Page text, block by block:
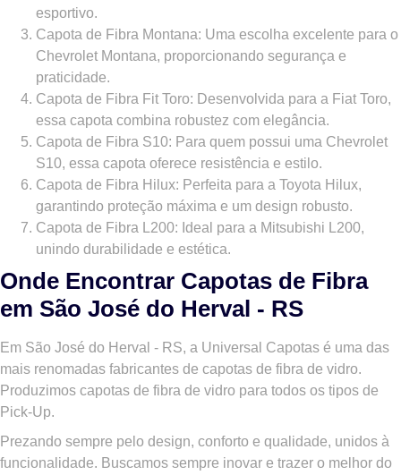
esportivo.
Capota de Fibra Montana: Uma escolha excelente para o
Chevrolet Montana, proporcionando segurança e
praticidade.
Capota de Fibra Fit Toro: Desenvolvida para a Fiat Toro,
essa capota combina robustez com elegância.
Capota de Fibra S10: Para quem possui uma Chevrolet
S10, essa capota oferece resistência e estilo.
Capota de Fibra Hilux: Perfeita para a Toyota Hilux,
garantindo proteção máxima e um design robusto.
Capota de Fibra L200: Ideal para a Mitsubishi L200,
unindo durabilidade e estética.
Onde Encontrar Capotas de Fibra
em São José do Herval - RS
Em São José do Herval - RS, a Universal Capotas é uma das
mais renomadas fabricantes de capotas de fibra de vidro.
Produzimos capotas de fibra de vidro para todos os tipos de
Pick-Up.
Prezando sempre pelo design, conforto e qualidade, unidos à
funcionalidade. Buscamos sempre inovar e trazer o melhor do